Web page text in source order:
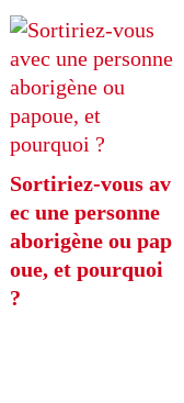
Sortiriez-vous av
ec une personne
aborigène ou pap
oue, et pourquoi
?